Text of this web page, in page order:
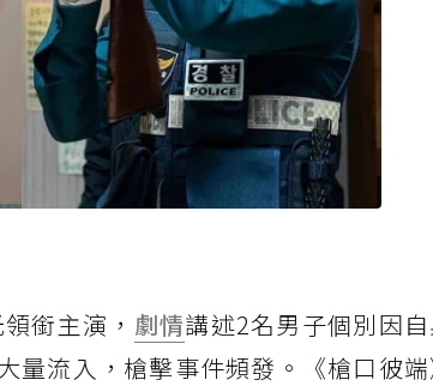
銜主演， 劇情講述2名男子個別因
量流入，槍擊事件頻發。《槍口彼